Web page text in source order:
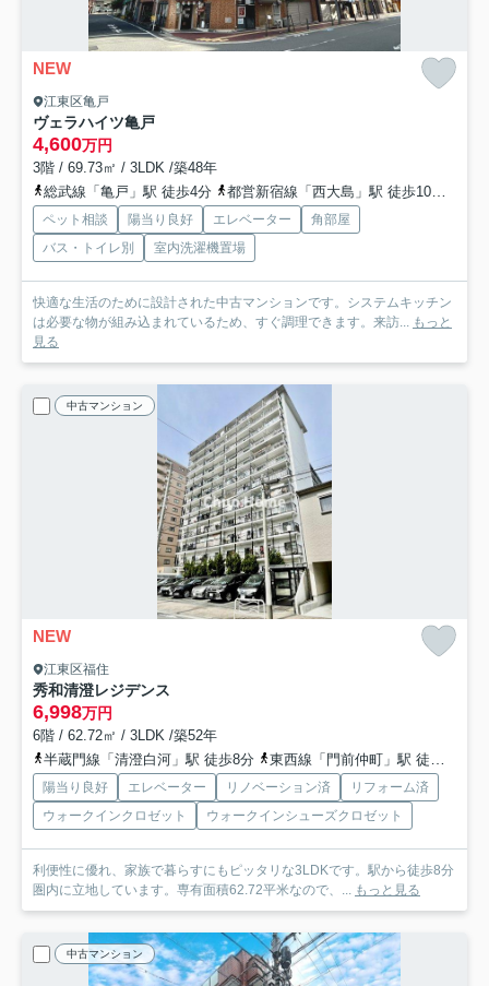
NEW
江東区亀戸
ヴェラハイツ亀戸
4,600万円
3階 / 69.73㎡ / 3LDK /築48年
総武線「亀戸」駅 徒歩4分
都営新宿線「西大島」駅 徒歩10分
ペット相談 陽当り良好 エレベーター
角部屋
バス・トイレ別
室内洗濯機置場
快適な生活のために設計された中古マンションです。システムキッチン
は必要な物が組み込まれているため、すぐ調理できます。来訪... もっと
見る
中古マンション
NEW
江東区福住
秀和清澄レジデンス
6,998万円
6階 / 62.72㎡ / 3LDK /築52年
半蔵門線「清澄白河」駅 徒歩8分
東西線「門前仲町」駅 徒歩9分
陽当り良好 エレベーター リノベーション済
リフォーム済
ウォークインクロゼット
ウォークインシューズクロゼット
利便性に優れ、家族で暮らすにもピッタリな3LDKです。駅から徒歩8分
圏内に立地しています。専有面積62.72平米なので、... もっと見る
中古マンション